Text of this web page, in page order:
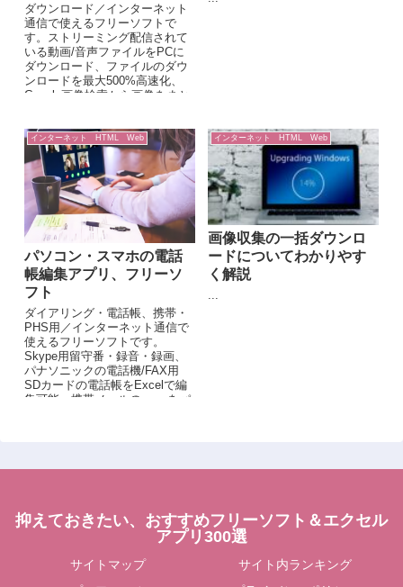
ダウンロード／インターネット
通信で使えるフリーソフトで
す。ストリーミング配信されて
いる動画/音声ファイルをPCに
ダウンロード、ファイルのダウ
ンロードを最大500%高速化、
Google画像検索から画像をまと
インターネット HTML Web
パソコン・スマホの電話
帳編集アプリ、フリーソ
フト
ダイアリング・電話帳、携帯・
PHS用／インターネット通信で
使えるフリーソフトです。
Skype用留守番・録音・録画、
パナソニックの電話機/FAX用
SDカードの電話帳をExcelで編
集可能、携帯メールの.vmgをパ
インターネット HTML Web
画像収集の一括ダウンロ
ードについてわかりやす
く解説
抑えておきたい、おすすめフリーソフト＆エクセル
アプリ300選
サイトマップ
サイト内ランキング